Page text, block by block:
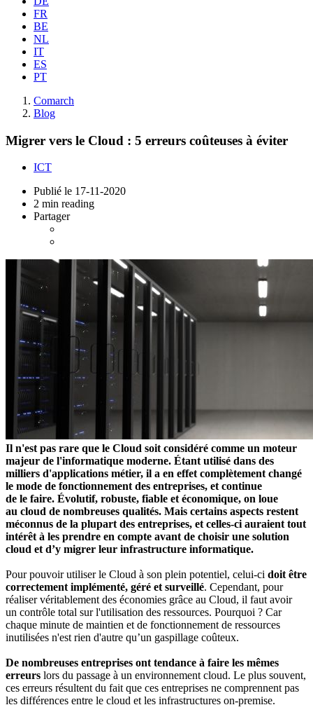
FR
BE
NL
IT
ES
PT
Comarch
Blog
Migrer vers le Cloud : 5 erreurs coûteuses à éviter
ICT
Publié le 17-11-2020
2 min reading
Partager
Il n'est pas rare que le Cloud soit considéré comme un moteur
majeur de l'informatique moderne. Étant utilisé dans des
milliers d'applications métier, il a en effet complètement changé
le mode de fonctionnement des entreprises, et continue
de le faire. Évolutif, robuste, fiable et économique, on loue
au cloud de nombreuses qualités. Mais certains aspects restent
méconnus de la plupart des entreprises, et celles-ci auraient tout
intérêt à les prendre en compte avant de choisir une solution
cloud et d’y migrer leur infrastructure informatique.
Pour pouvoir utiliser le Cloud à son plein potentiel, celui-ci doit être
correctement implémenté, géré et surveillé. Cependant, pour
réaliser véritablement des économies grâce au Cloud, il faut avoir
un contrôle total sur l'utilisation des ressources. Pourquoi ? Car
chaque minute de maintien et de fonctionnement de ressources
inutilisées n'est rien d'autre qu’un gaspillage coûteux.
De nombreuses entreprises ont tendance à faire les mêmes
erreurs lors du passage à un environnement cloud. Le plus souvent,
ces erreurs résultent du fait que ces entreprises ne comprennent pas
les différences entre le cloud et les infrastructures on-premise.